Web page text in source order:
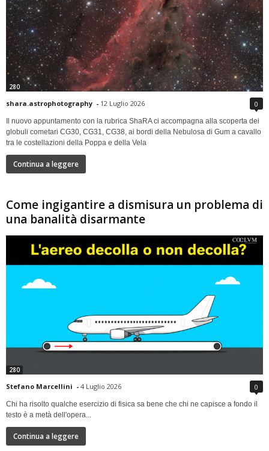
280
shara.astrophotography - 12 Luglio 2026 0
Il nuovo appuntamento con la rubrica ShaRA ci accompagna alla scoperta dei
globuli cometari CG30, CG31, CG38, ai bordi della Nebulosa di Gum a cavallo
tra le costellazioni della Poppa e della Vela
Continua a leggere
Come ingigantire a dismisura un problema di
una banalità disarmante
280
Stefano Marcellini - 4 Luglio 2026 0
Chi ha risolto qualche esercizio di fisica sa bene che chi ne capisce a fondo il
testo è a metà dell'opera...
Continua a leggere